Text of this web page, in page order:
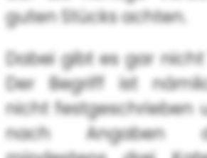
guten Stücks achten.
Dabei gibt es gar nicht
Der Begriff ist
nicht festgeschrieben
nach Angaben